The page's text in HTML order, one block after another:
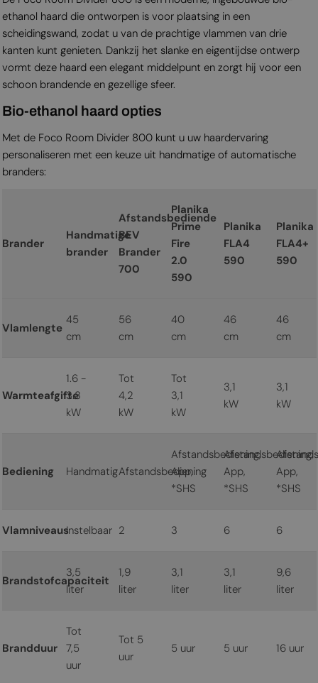
ethanol haard die ontworpen is voor plaatsing in een
scheidingswand, zodat u van de prachtige vlammen van drie
kanten kunt genieten. Dankzij het slanke en eigentijdse ontwerp
vormt deze haard een elegant middelpunt en zorgt hij voor een
schoon brandende en gezellige sfeer.
Bio-ethanol haard opties
Met de Foco Room Divider 800 kunt u uw haardervaring
personaliseren met een keuze uit handmatige of automatische
branders:
Brander
Handmatige
brander
Afstandsbediende
BEV
Brander
700
Planika
Prime
Fire
2.0
590
Planika
FLA4
590
Planika
FLA4+
590
Vlamlengte
45
cm
56
cm
40
cm
46
cm
46
cm
Warmteafgifte
1.6 -
3.3
kW
Tot
4,2
kW
Tot
3,1
kW
3,1
kW
3,1
kW
Bediening HandmatigAfstandsbediening
Afstandsbediening,
App,
*SHS
Afstandsbediening,
App,
*SHS
App,
*SHS
VlamniveausInstelbaar 2 3 6 6
Brandstofcapaciteit
3,5
liter
1,9
liter
3,1
liter
3,1
liter
9,6
liter
Brandduur
Tot
7,5
uur
Tot 5
uur
5 uur 5 uur 16 uur